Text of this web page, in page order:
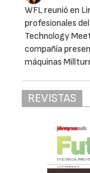
WFL reunió en
profesionales
Technology
compañía
máquinas
REVISTAS